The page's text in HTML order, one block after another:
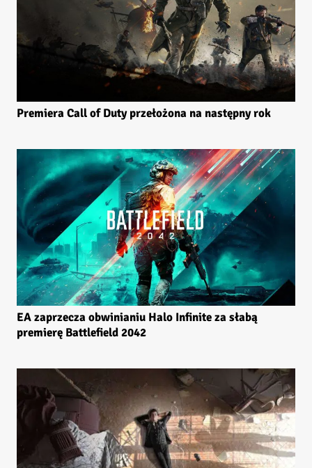
Premiera Call of Duty przełożona na następny rok
EA zaprzecza obwinianiu Halo Infinite za słabą
premierę Battlefield 2042